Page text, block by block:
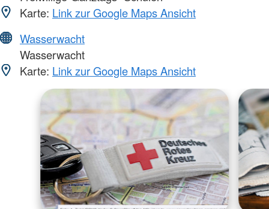
Karte: Link zur Google Maps Ansicht
Wasserwacht
Wasserwacht
Karte: Link zur Google Maps Ansicht